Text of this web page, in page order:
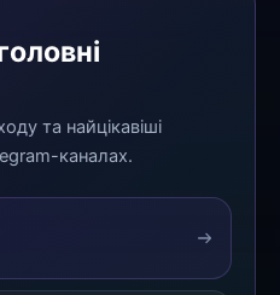
та найцікавіші
каналах.